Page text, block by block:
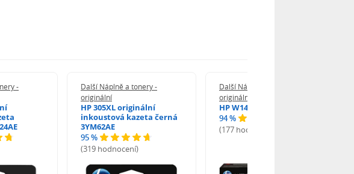
-
Další Náplně a tonery -
originální
HP 305XL originální
inkoustová kazeta černá
3YM62AE
95 %
(319 hodnocení)
Další Náplně a tonery -
originální
HP W1420A - originální
94 %
(177 hodnocení)